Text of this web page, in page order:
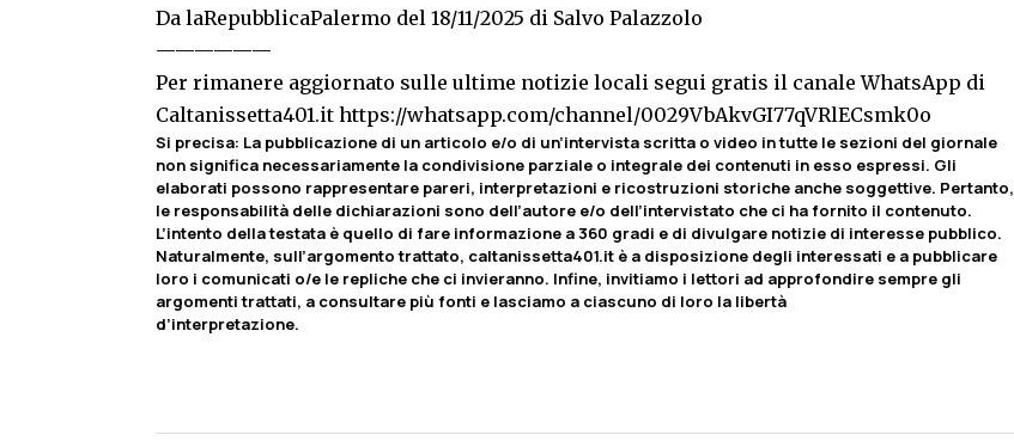
Da laRepubblicaPalermo del 18/11/2025 di Salvo Palazzolo
——————
Per rimanere aggiornato sulle ultime notizie locali segui gratis il canale WhatsApp di
Caltanissetta401.it https://whatsapp.com/channel/0029VbAkvGI77qVRlECsmk0o
Si precisa: La pubblicazione di un articolo e/o di un’intervista scritta o video in tutte le sezioni del giornale
non significa necessariamente la condivisione parziale o integrale dei contenuti in esso espressi. Gli
elaborati possono rappresentare pareri, interpretazioni e ricostruzioni storiche anche soggettive. Pertanto,
le responsabilità delle dichiarazioni sono dell’autore e/o dell’intervistato che ci ha fornito il contenuto.
L’intento della testata è quello di fare informazione a 360 gradi e di divulgare notizie di interesse pubblico.
Naturalmente, sull’argomento trattato, caltanissetta401.it è a disposizione degli interessati e a pubblicare
loro i comunicati o/e le repliche che ci invieranno. Infine, invitiamo i lettori ad approfondire sempre gli
argomenti trattati, a consultare più fonti e lasciamo a ciascuno di loro la libertà
d’interpretazione.